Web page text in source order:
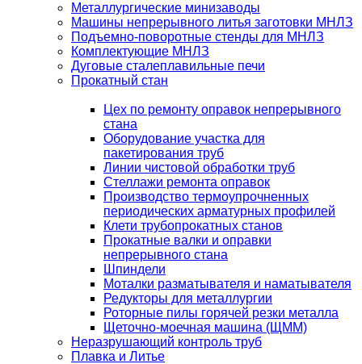
Металлургические минизаводы
Машины непрерывного литья заготовки МНЛЗ
Подъемно-поворотные стенды для МНЛЗ
Комплектующие МНЛЗ
Дуговые сталеплавильные печи
Прокатный стан
Цех по ремонту оправок непрерывного
стана
Оборудование участка для
пакетирования труб
Линии чистовой обработки труб
Стеллажи ремонта оправок
Производство термоупрочненных
периодических арматурных профилей
Клети трубопрокатных станов
Прокатные валки и оправки
непрерывного стана
Шпиндели
Моталки разматывателя и наматывателя
Редукторы для металлургии
Роторные пилы горячей резки металла
Щеточно-моечная машина (ЩММ)
Неразрушающий контроль труб
Плавка и Литье